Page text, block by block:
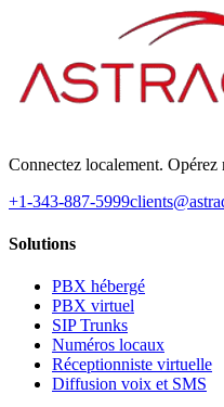
Connectez localement. Opérez
+1-343-887-5999
Solutions
PBX hébergé
PBX virtuel
SIP Trunks
Numéros locaux
Réceptionniste virtuelle
Diffusion voix et SMS